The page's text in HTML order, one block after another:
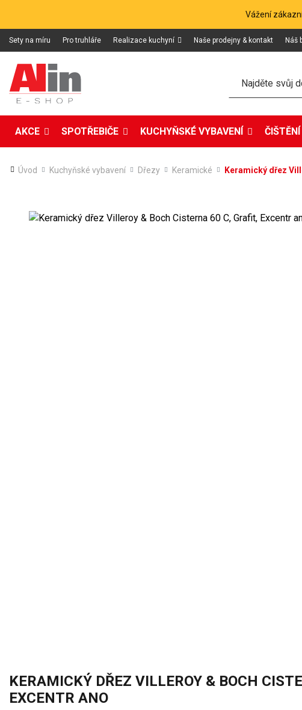
Vážení
Sety na míru Pro truhláře Realizace kuchyní Naše prodejny & kontakt Náš
AKCE SPOTŘEBIČE KUCHYŇSKÉ VYBAVENÍ
Úvod Kuchyňské vybavení Dřezy Keramické Keramický dřez
KERAMICKÝ DŘEZ VILLEROY & BOCH
EXCENTR ANO